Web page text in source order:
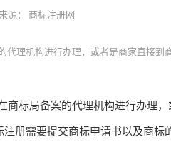
源： 商标注册网
理机构进行办理，或者是商家直接到
标局备案的代理机构进行办理，
册需要提交商标申请书以及商标